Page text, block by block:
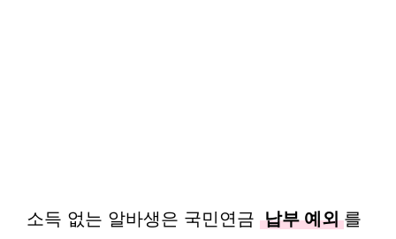
소득 없는 알바생은 국민연금 납부 예외 를